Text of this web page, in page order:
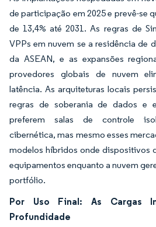
de participação em 2025 e prevê-se
de 13,4% até 2031. As regras de
VPPs em nuvem se a residência de
da ASEAN, e as expansões
provedores globais de nuvem
latência. As arquiteturas locais
regras de soberania de dados e
preferem salas de controle
cibernética, mas mesmo esses
modelos híbridos onde dispositivos
equipamentos enquanto a nuvem
portfólio.
Por Uso Final: As Cargas
Profundidade